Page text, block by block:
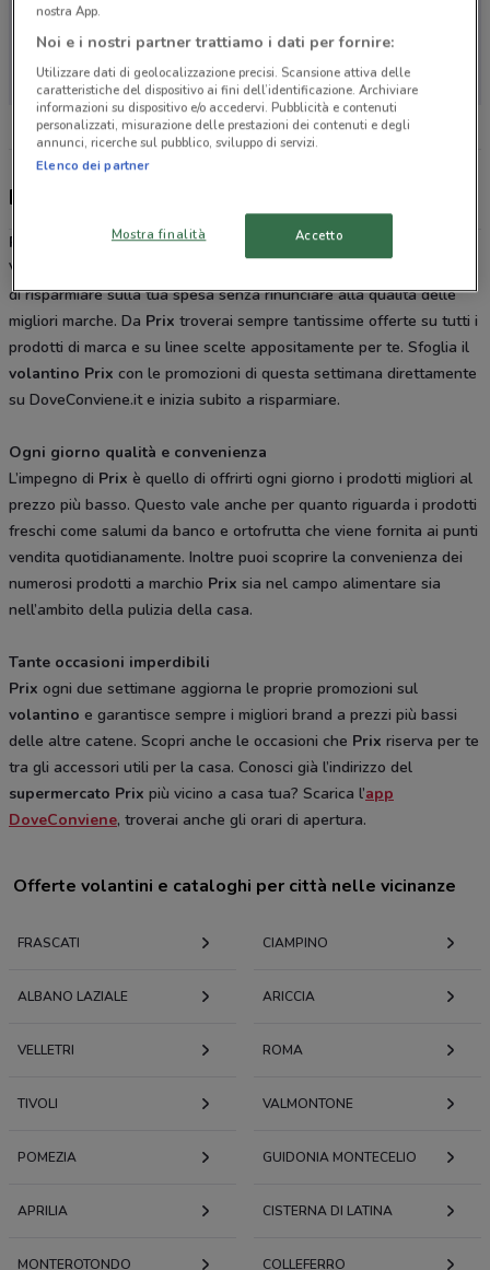
Non ci sono negozi nelle vicinanze
Discount italiano
Prix
è la catena di supermercati discount dislocati in Lombardia,
Veneto, Trentino Alto Adige e Friuli Venezia Giulia che ti permette
di risparmiare sulla tua spesa senza rinunciare alla qualità delle
migliori marche. Da Prix troverai sempre tantissime offerte su tutti i
prodotti di marca e su linee scelte appositamente per te. Sfoglia il
volantino Prix con le promozioni di questa settimana direttamente
su DoveConviene.it e inizia subito a risparmiare.
Ogni giorno qualità e convenienza
L’impegno di Prix è quello di offrirti ogni giorno i prodotti migliori al
prezzo più basso. Questo vale anche per quanto riguarda i prodotti
freschi come salumi da banco e ortofrutta che viene fornita ai punti
vendita quotidianamente. Inoltre puoi scoprire la convenienza dei
numerosi prodotti a marchio Prix sia nel campo alimentare sia
nell’ambito della pulizia della casa.
Tante occasioni imperdibili
Prix ogni due settimane aggiorna le proprie promozioni sul
volantino e garantisce sempre i migliori brand a prezzi più bassi
delle altre catene. Scopri anche le occasioni che Prix riserva per te
tra gli accessori utili per la casa. Conosci già l’indirizzo del
supermercato Prix più vicino a casa tua? Scarica l’app
DoveConviene, troverai anche gli orari di apertura.
Offerte volantini e cataloghi per città nelle vicinanze
FRASCATI CIAMPINO
ALBANO LAZIALE ARICCIA
VELLETRI ROMA
TIVOLI VALMONTONE
POMEZIA GUIDONIA MONTECELIO
APRILIA CISTERNA DI LATINA
MONTEROTONDO COLLEFERRO
nostra App.
Noi e i nostri partner trattiamo i dati per fornire:
Utilizzare dati di geolocalizzazione precisi. Scansione attiva delle
caratteristiche del dispositivo ai fini dell’identificazione. Archiviare
informazioni su dispositivo e/o accedervi. Pubblicità e contenuti
personalizzati, misurazione delle prestazioni dei contenuti e degli
annunci, ricerche sul pubblico, sviluppo di servizi.
Elenco dei partner
Mostra finalità Accetto